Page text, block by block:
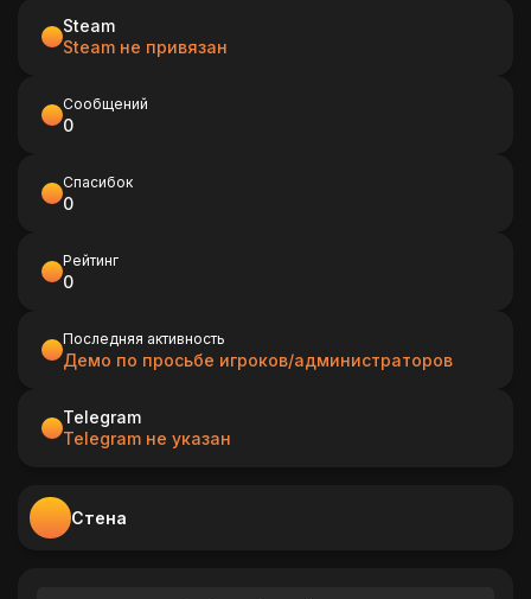
Steam
Steam не привязан
Сообщений
0
Спасибок
0
Рейтинг
0
Последняя активность
Демо по просьбе игроков/администраторов
Telegram
Telegram не указан
Стена